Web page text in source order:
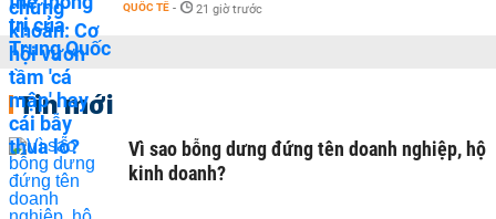
QUỐC TẾ - 21 giờ trước
Tin mới
Vì sao bỗng dưng đứng tên doanh nghiệp, hộ
kinh doanh?